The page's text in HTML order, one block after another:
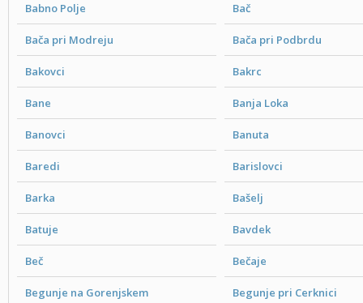
Babno Polje Bač
Bača pri Modreju Bača pri Podbrdu
Bakovci Bakrc
Bane Banja Loka
Banovci Banuta
Baredi Barislovci
Barka Bašelj
Batuje Bavdek
Beč Bečaje
Begunje na Gorenjskem Begunje pri Cerknici